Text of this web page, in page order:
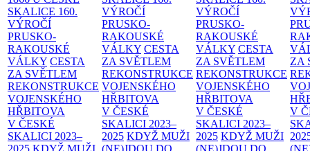
SKALICE 160.
VÝROČÍ
PRUSKO-
RAKOUSKÉ
VÁLKY CESTA
ZA SVĚTLEM
REKONSTRUKCE
VOJENSKÉHO
HŘBITOVA
V ČESKÉ
SKALICI 2023–
VÝROČÍ
PRUSKO-
RAKOUSKÉ
VÁLKY CESTA
ZA SVĚTLEM
REKONSTRUKCE
VOJENSKÉHO
HŘBITOVA
V ČESKÉ
SKALICI 2023–
2025 KDYŽ MUŽI
VÝROČÍ
PRUSKO-
RAKOUSKÉ
VÁLKY CESTA
ZA SVĚTLEM
REKONSTRUKCE
VOJENSKÉHO
HŘBITOVA
V ČESKÉ
SKALICI 2023–
2025 KDYŽ MUŽI
ZA
V